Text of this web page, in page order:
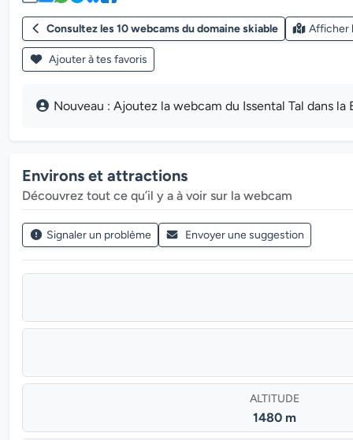
Consultez les 10 webcams du domaine skiable Afficher
Ajouter à tes favoris
Nouveau : Ajoutez la webcam du Issental Tal dans
Environs et attractions
Découvrez tout ce qu’il y a à voir sur la webcam
Signaler un problème Envoyer une suggestion
ALTITUDE
1480 m